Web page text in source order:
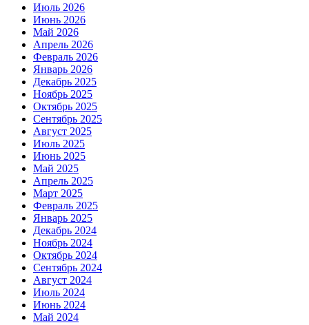
Июль 2026
Июнь 2026
Май 2026
Апрель 2026
Февраль 2026
Январь 2026
Декабрь 2025
Ноябрь 2025
Октябрь 2025
Сентябрь 2025
Август 2025
Июль 2025
Июнь 2025
Май 2025
Апрель 2025
Март 2025
Февраль 2025
Январь 2025
Декабрь 2024
Ноябрь 2024
Октябрь 2024
Сентябрь 2024
Август 2024
Июль 2024
Июнь 2024
Май 2024